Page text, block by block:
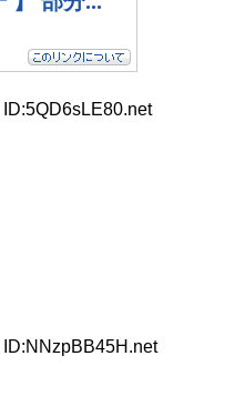
ID:5QD6sLE80.net
ID:NNzpBB45H.net